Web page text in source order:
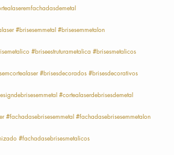
#brisesemmetal #brisesemmetalon
#briseestruturametalica #brisesmetalicos
#brisesdecorados #brisesdecorativos
#cortealaserdebrisesdemetal
#fachadasebrisesemmetal #fachadasebrisesemmetalon
#fachadasebrisesmetalicos